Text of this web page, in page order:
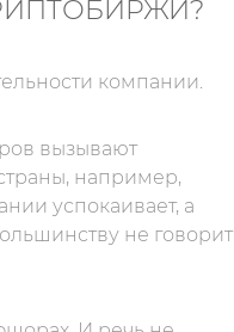
компании.
вызывают
например,
успокаивает, а
не говорит